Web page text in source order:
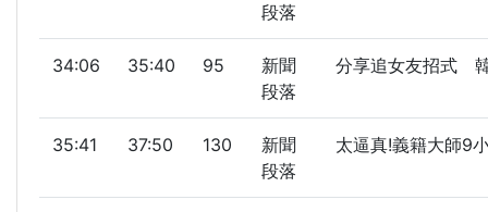
段落
34:06 35:40 95
新聞
段落
分享追女友招式
35:41 37:50 130
新聞
段落
太逼真!義籍大師9